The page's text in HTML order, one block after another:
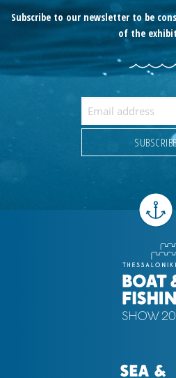
Subscribe to our newsletter to be
of the